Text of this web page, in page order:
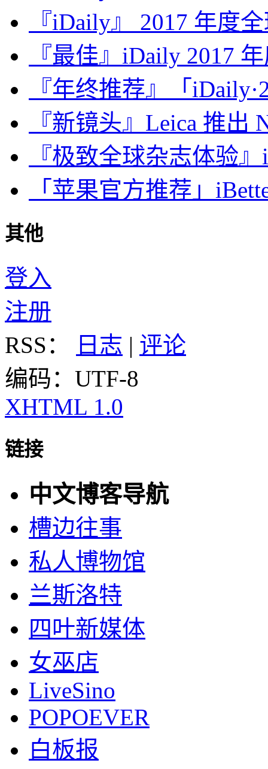
『iDaily』 2017 年度
『最佳』iDaily 2017
『年终推荐』「
『新镜头』Leica 推出
『极致全球杂志体验
「苹果官方推荐」
其他
登入
注册
RSS：
日志 | 评论
编码：UTF-8
XHTML 1.0
链接
中文博客导航
槽边往事
私人博物馆
兰斯洛特
四叶新媒体
女巫店
LiveSino
POPOEVER
白板报